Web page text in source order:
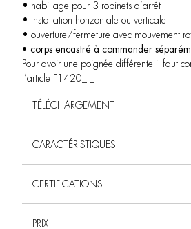
• habillage pour 3 robinets d’arrêt
• installation horizontale ou verticale
• ouverture/fermeture avec mouvement
• corps encastré à commander
Pour avoir une poignée différente il faut
l’article F1420_ _
TÉLÉCHARGEMENT
CARACTÉRISTIQUES
CERTIFICATIONS
PRIX